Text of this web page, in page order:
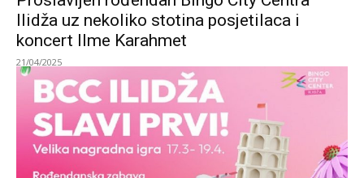
Ilidža uz nekoliko stotina posjetilaca i
koncert Ilme Karahmet
21/04/2025